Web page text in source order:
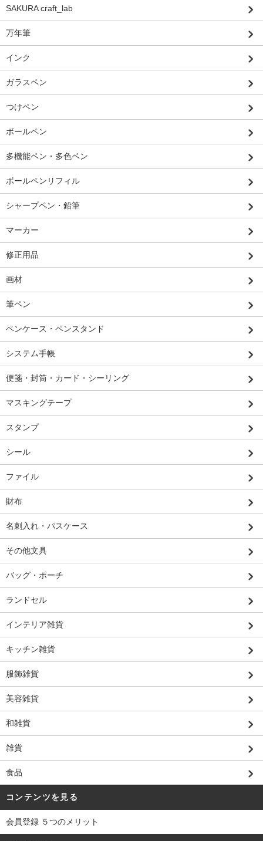
SAKURA craft_lab
万年筆
インク
ガラスペン
つけペン
ボールペン
多機能ペン・多色ペン
ボールペンリフィル
シャープペン・鉛筆
マーカー
修正用品
画材
筆ペン
ペンケース・ペンスタンド
システム手帳
便箋・封筒・カード・シーリング
マスキングテープ
スタンプ
シール
ファイル
財布
名刺入れ・パスケース
その他文具
バッグ・ポーチ
ランドセル
インテリア雑貨
キッチン雑貨
服飾雑貨
美容雑貨
和雑貨
雑貨
食品
コンテンツを見る
会員登録 ５つのメリット